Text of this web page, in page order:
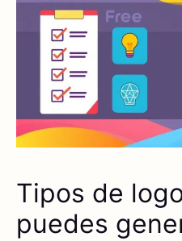
Tipos de
puedes